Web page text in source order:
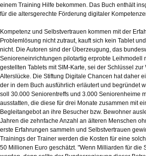
einem Training Hilfe bekommen. Das Buch enthält
für die altersgerechte Förderung digitaler
Kompetenz und Selbstvertrauen kommen mit der
Problemlösung nicht zutraut, kauft sich kein Tablet
nicht. Die Autoren sind der Überzeugung, das
Senioreneinrichtungen pilotartig erprobte Leihmodell
gestellten Tablets mit SIM-Karte, sei der Schlüssel zur
Alterslücke. Die Stiftung Digitale Chancen hat daher
der in dem Buch ausführlich erläutert und begründet
soll 30.000 Seniorentreffs und 3.000 Seniorenheime
ausstatten, die diese für drei Monate zusammen mit
Begleitangebot an ihre Besucher bzw. Bewohner
Jahren die zehnfache Anzahl an älteren Menschen
erste Erfahrungen sammeln und Selbstvertrauen
Trainings der Trainer werden die Kosten für eine
50 Millionen Euro geschätzt. "Wenn Milliarden für die